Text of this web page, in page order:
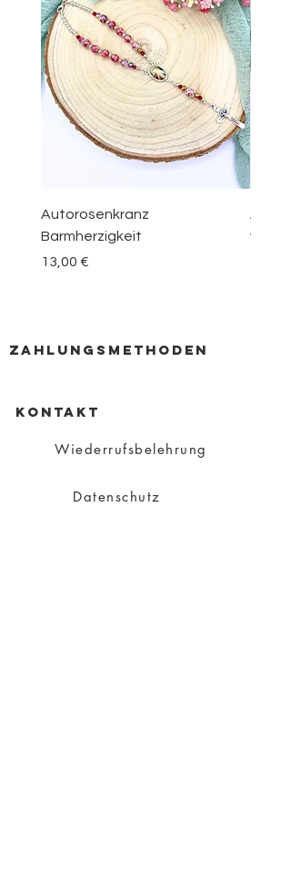
Autorosenkranz
Barmherzigkeit
Preis
13,00 €
vom
zahlungsmethoden
KONTAKT
Wiederrufsbelehrung
Datenschutz